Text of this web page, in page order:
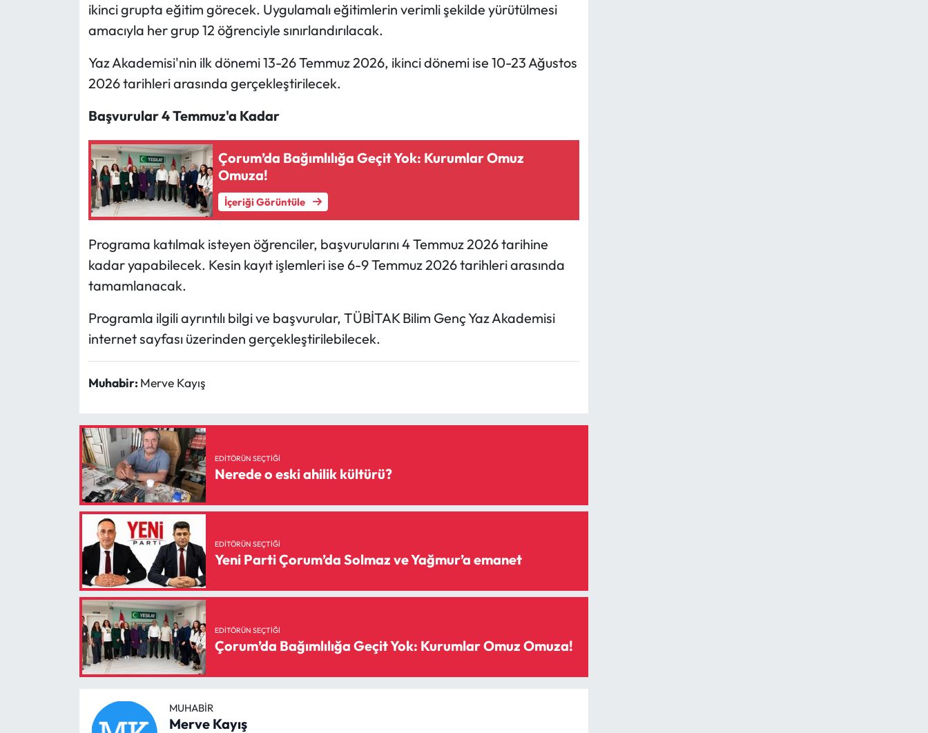
ikinci grupta eğitim görecek. Uygulamalı eğitimlerin verimli şekilde yürütülmesi
amacıyla her grup 12 öğrenciyle sınırlandırılacak.
Yaz Akademisi'nin ilk dönemi 13-26 Temmuz 2026, ikinci dönemi ise 10-23 Ağustos
2026 tarihleri arasında gerçekleştirilecek.
Başvurular 4 Temmuz'a Kadar
Çorum’da Bağımlılığa Geçit Yok: Kurumlar Omuz
Omuza!
İçeriği Görüntüle
Programa katılmak isteyen öğrenciler, başvurularını 4 Temmuz 2026 tarihine
kadar yapabilecek. Kesin kayıt işlemleri ise 6-9 Temmuz 2026 tarihleri arasında
tamamlanacak.
Programla ilgili ayrıntılı bilgi ve başvurular, TÜBİTAK Bilim Genç Yaz Akademisi
internet sayfası üzerinden gerçekleştirilebilecek.
Muhabir: Merve Kayış
EDITÖRÜN SEÇTIĞI
Nerede o eski ahilik kültürü?
EDITÖRÜN SEÇTIĞI
Yeni Parti Çorum’da Solmaz ve Yağmur’a emanet
EDITÖRÜN SEÇTIĞI
Çorum’da Bağımlılığa Geçit Yok: Kurumlar Omuz Omuza!
MUHABIR
Merve Kayış